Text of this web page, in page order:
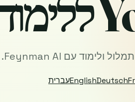
EnglishDeutsch עברית